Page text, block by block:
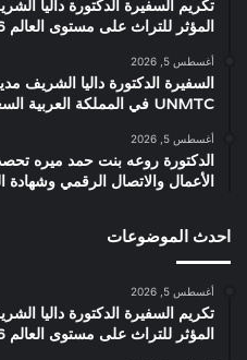
تكريم السفيرة الدكتورة داليا
المؤثر للتراث على مستوى العالم 2026”
أغسطس 5, 2026
السفيرة الدكتورة داليا الشريف
UNMTC في المملكة العربية السعودية
أغسطس 5, 2026
الدكتورة روعه بنت حمد ميره
الأعمال والاتصال الرقمي وشهادة
احدث الموضوعات
أغسطس 5, 2026
تكريم السفيرة الدكتورة داليا
المؤثر للتراث على مستوى العالم 2026”